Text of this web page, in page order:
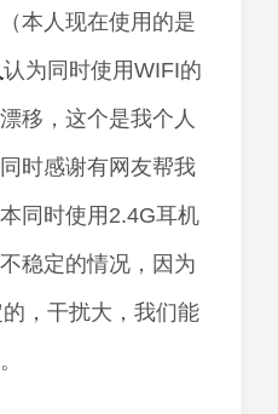
本人现在使用的是
认为同时使用WIFI的
移，这个是我个人
时感谢有网友帮我
同时使用2.4G耳机
稳定的情况，因为
，干扰大，我们能